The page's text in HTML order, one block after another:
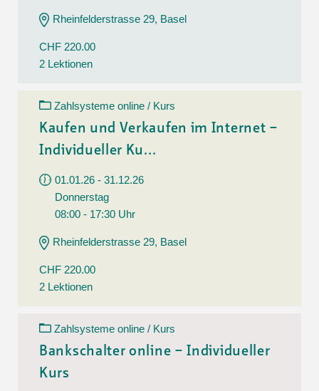
Rheinfelderstrasse 29, Basel
CHF 220.00
2 Lektionen
Zahlsysteme online / Kurs
Kaufen und Verkaufen im Internet –
Individueller Ku...
01.01.26 - 31.12.26
Donnerstag
08:00 - 17:30 Uhr
Rheinfelderstrasse 29, Basel
CHF 220.00
2 Lektionen
Zahlsysteme online / Kurs
Bankschalter online – Individueller
Kurs